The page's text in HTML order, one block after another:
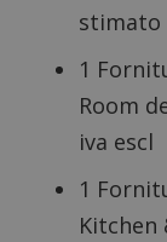
stimato
1
Room
iva escl
1
Kitchen